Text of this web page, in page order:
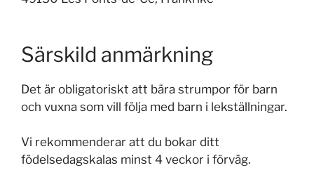
Särskild anmärkning
Det är obligatoriskt att bära strumpor för barn
och vuxna som vill följa med barn i lekställningar.
Vi rekommenderar att du bokar ditt
födelsedagskalas minst 4 veckor i förväg.